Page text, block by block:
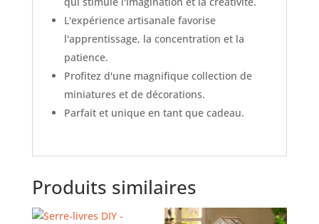
L'expérience artisanale favorise
l'apprentissage, la concentration et la
patience.
Profitez d'une magnifique collection de
miniatures et de décorations.
Parfait et unique en tant que cadeau.
Produits similaires